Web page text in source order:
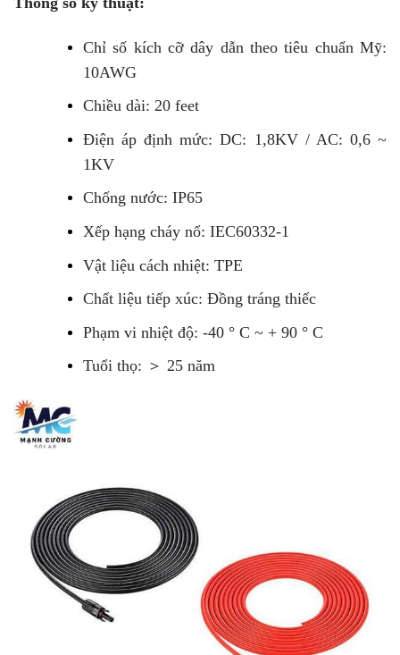
Chỉ số kích cỡ dây dẫn theo tiêu chuẩn Mỹ:
10AWG
Chiều dài: 20 feet
Điện áp định mức: DC: 1,8KV / AC: 0,6 ~
1KV
Chống nước: IP65
Xếp hạng cháy nổ: IEC60332-1
Vật liệu cách nhiệt: TPE
Chất liệu tiếp xúc: Đồng tráng thiếc
Phạm vi nhiệt độ: -40 ° C ~ + 90 ° C
Tuổi thọ: ＞ 25 năm